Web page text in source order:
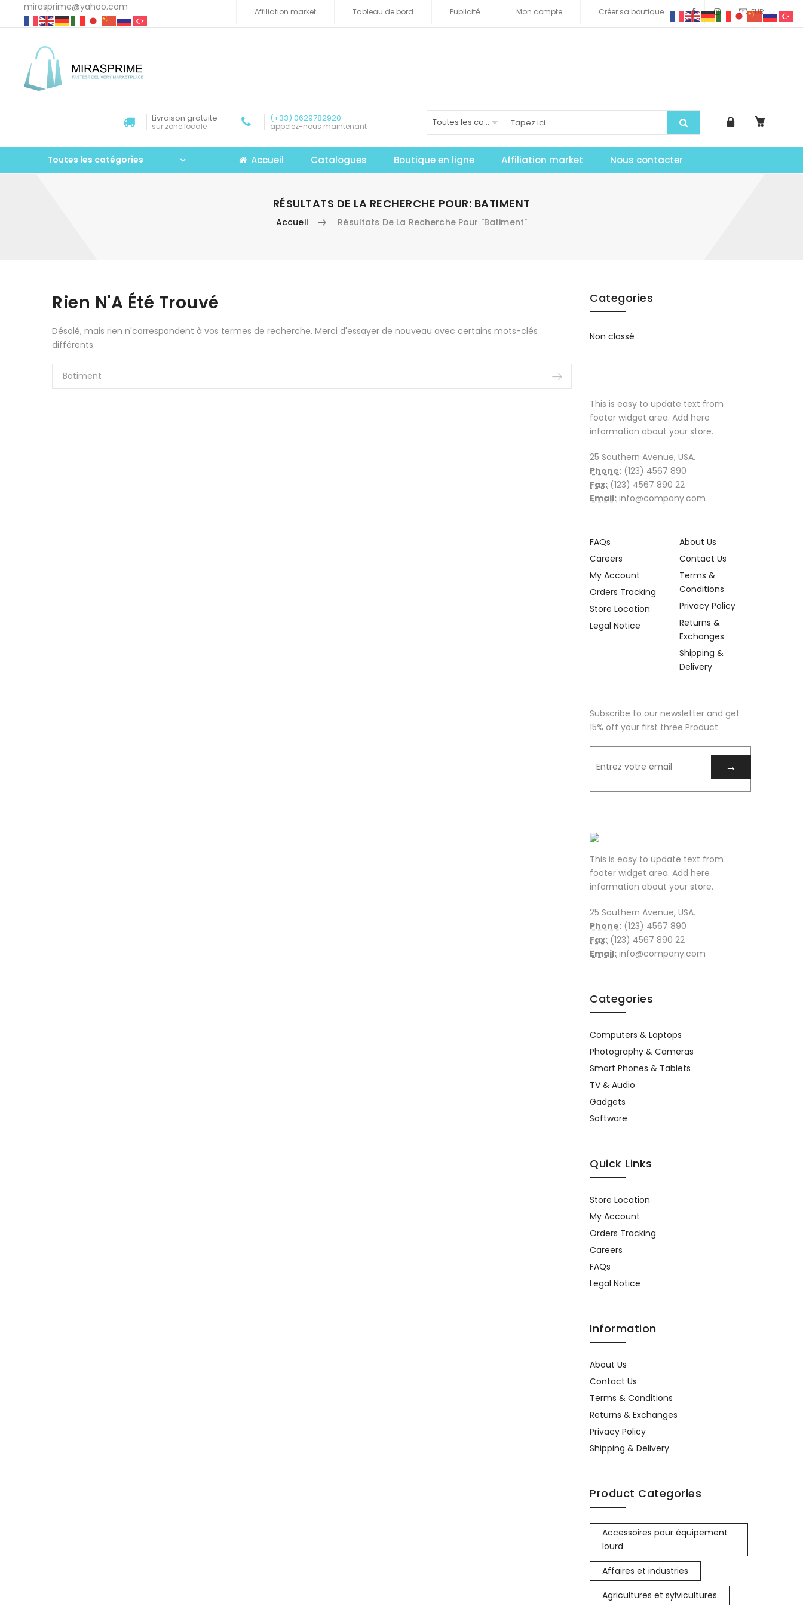
mirasprime@yahoo.com EUR
Affiliation market Tableau de bord Publicité Mon compte Créer sa boutique
Livraison gratuite
sur zone locale
(+33) 0629782920
appelez-nous maintenant Toutes les catégories
Toutes les catégories Accueil Catalogues Boutique en ligne Affiliation market Nous contacter
RÉSULTATS DE LA RECHERCHE POUR: BATIMENT
Accueil Résultats De La Recherche Pour "Batiment"
Aller au contenu
Rien N'A Été Trouvé
Désolé, mais rien n'correspondent à vos termes de recherche. Merci d'essayer de nouveau avec certains mots-clés
différents.
Categories
Non classé
This is easy to update text from
footer widget area. Add here
information about your store.
25 Southern Avenue, USA.
Phone: (123) 4567 890
Fax: (123) 4567 890 22
Email: info@company.com
FAQs
Careers
My Account
Orders Tracking
Store Location
Legal Notice
About Us
Contact Us
Terms &
Conditions
Privacy Policy
Returns &
Exchanges
Shipping &
Delivery
Subscribe to our newsletter and get
15% off your first three Product
This is easy to update text from
footer widget area. Add here
information about your store.
25 Southern Avenue, USA.
Phone: (123) 4567 890
Fax: (123) 4567 890 22
Email: info@company.com
Categories
Computers & Laptops
Photography & Cameras
Smart Phones & Tablets
TV & Audio
Gadgets
Software
Quick Links
Store Location
My Account
Orders Tracking
Careers
FAQs
Legal Notice
Information
About Us
Contact Us
Terms & Conditions
Returns & Exchanges
Privacy Policy
Shipping & Delivery
Product Categories
Accessoires pour équipement
lourd
Affaires et industries
Agricultures et sylvicultures